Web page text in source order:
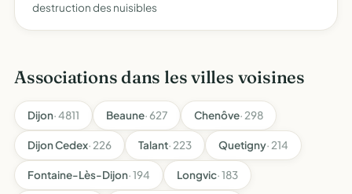
destruction des nuisibles
Associations dans les villes voisines
Dijon· 4811 Beaune· 627 Chenôve· 298
Dijon Cedex· 226 Talant· 223 Quetigny· 214
Fontaine-Lès-Dijon· 194 Longvic· 183